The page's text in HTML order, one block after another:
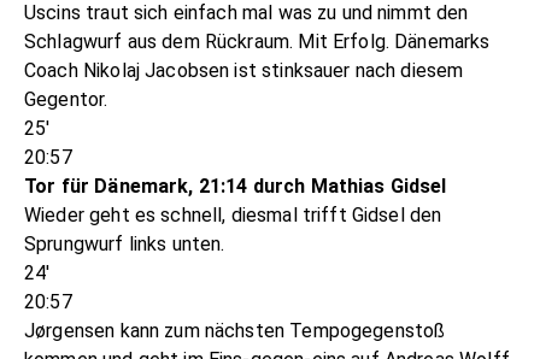
Uscins traut sich einfach mal was zu und nimmt den
Schlagwurf aus dem Rückraum. Mit Erfolg. Dänemarks
Coach Nikolaj Jacobsen ist stinksauer nach diesem
Gegentor.
25'
20:57
Tor für Dänemark, 21:14 durch Mathias Gidsel
Wieder geht es schnell, diesmal trifft Gidsel den
Sprungwurf links unten.
24'
20:57
Jørgensen kann zum nächsten Tempogegenstoß